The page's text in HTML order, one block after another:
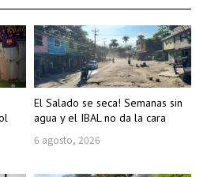
El Salado se seca! Semanas sin
agua y el IBAL no da la cara
6 agosto, 2026